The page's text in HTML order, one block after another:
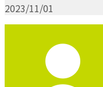
2023/11/01